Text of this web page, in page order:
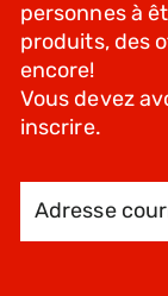
personnes à
produits, des
encore!
Vous devez
inscrire.